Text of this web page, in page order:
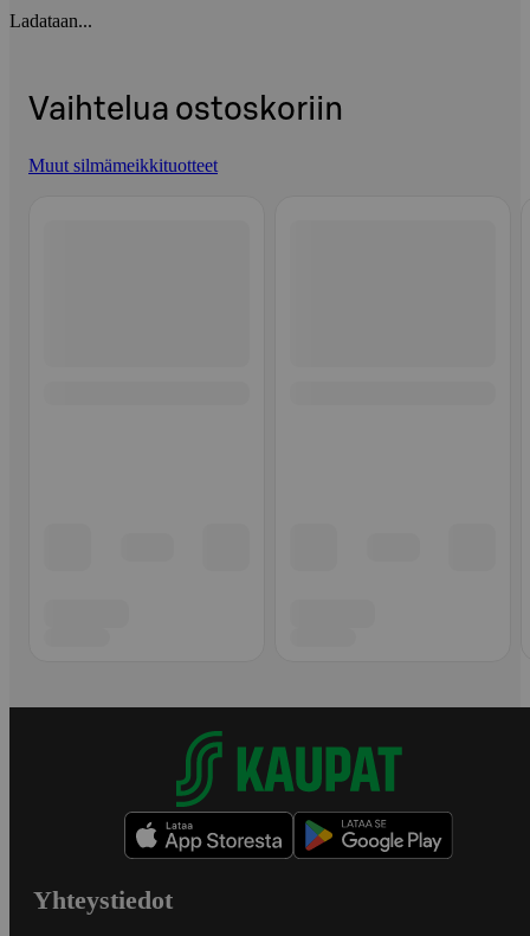
Ladataan...
Vaihtelua ostoskoriin
Muut silmämeikkituotteet
Yhteystiedot